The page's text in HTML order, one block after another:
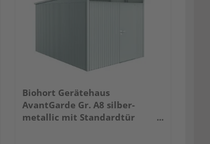
Biohort Gerätehaus
AvantGarde Gr. A8 silber-
metallic mit Standardtür